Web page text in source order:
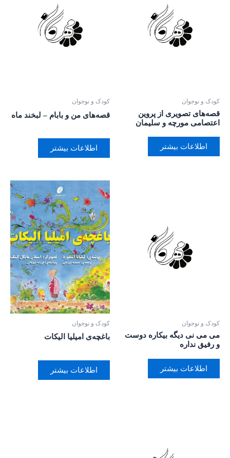
کودک و نوجوان
قصه‌های تصویری از پروین
اعتصامی مورچه و سلیمان
اطلاعات بیشتر
کودک و نوجوان
قصه‌های من و بابام – لبخند ماه
اطلاعات بیشتر
کودک و نوجوان
می می نی دیگه بیکاره دوست
و رفیق نداره
اطلاعات بیشتر
کودک و نوجوان
باغچه‌ی امیلیا الیکات
اطلاعات بیشتر